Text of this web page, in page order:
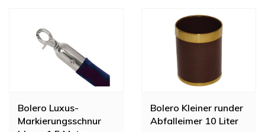
Bolero Luxus-
Markierungsschnur
Bolero Kleiner runder
Abfalleimer 10 Liter